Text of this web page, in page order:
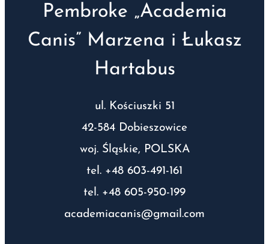
Pembroke „Academia
Canis” Marzena i Łukasz
Hartabus
ul. Kościuszki 51
42-584 Dobieszowice
woj. Śląskie, POLSKA
tel. +48 603-491-161
tel. +48 605-950-199
academiacanis@gmail.com